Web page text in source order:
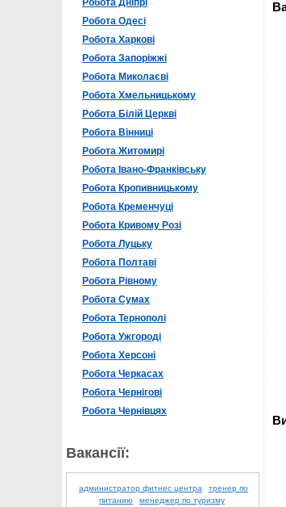
Робота Дніпрі
Робота Одесі
Робота Харкові
Робота Запоріжжі
Робота Миколаєві
Робота Хмельницькому
Робота Білій Церкві
Робота Вінниці
Робота Житомирі
Робота Івано-Франківську
Робота Кропивницькому
Робота Кременчуці
Робота Кривому Розі
Робота Луцьку
Робота Полтаві
Робота Рівному
Робота Сумах
Робота Тернополі
Робота Ужгороді
Робота Херсоні
Робота Черкасах
Робота Чернігові
Робота Чернівцях
Вакансії:
администратор фитнес центра
тренер по
питанию
менеджер по туризму